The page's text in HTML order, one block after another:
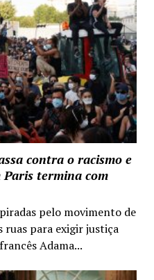
contra o racismo e
termina com
pelo movimento de
ruas para exigir justiça
Adama...